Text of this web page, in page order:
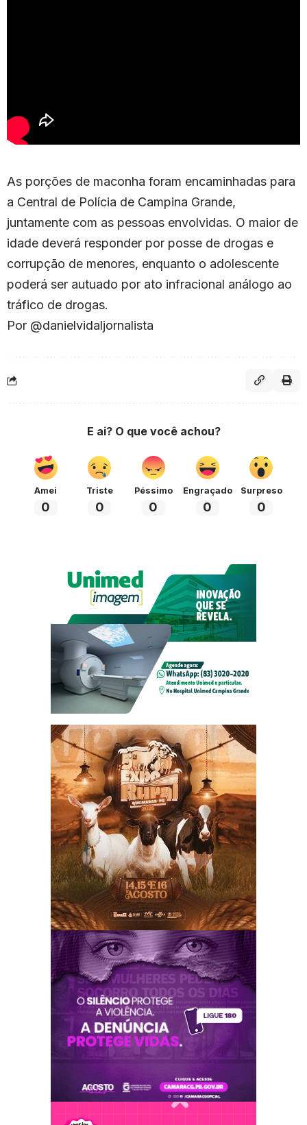
As porções de maconha foram encaminhadas para
a Central de Polícia de Campina Grande,
juntamente com as pessoas envolvidas. O maior de
idade deverá responder por posse de drogas e
corrupção de menores, enquanto o adolescente
poderá ser autuado por ato infracional análogo ao
tráfico de drogas.
Por @danielvidaljornalista
E ai? O que você achou?
Amei
0
Triste
0
Péssimo
0
Engraçado
0
Surpreso
0